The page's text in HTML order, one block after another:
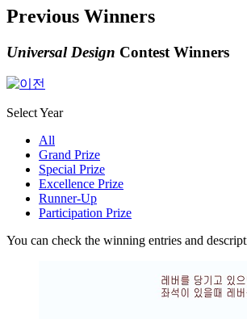
Previous Winners
Universal Design Contest Winners
Select Year
All
Grand Prize
Special Prize
Excellence Prize
Runner-Up
Participation Prize
You can check the winning entries and